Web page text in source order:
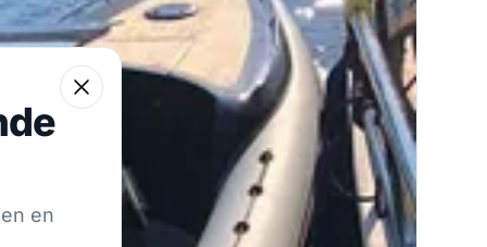
reis
hoogte te blijven van onze beste aanbiedingen.
en
Close